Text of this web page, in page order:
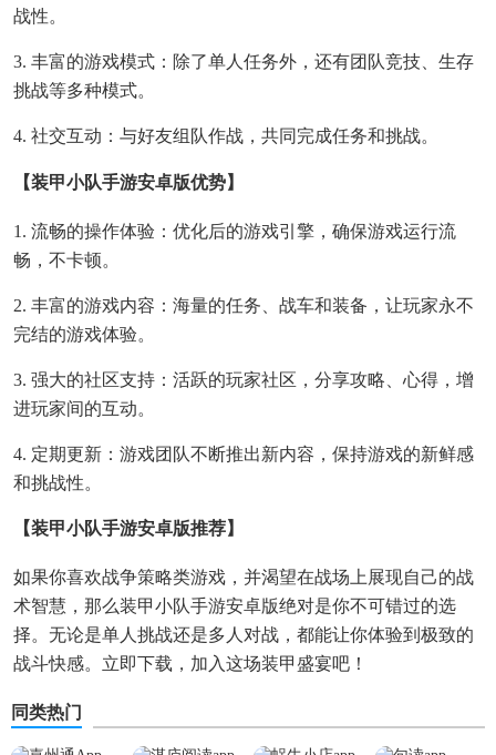
战性。
3. 丰富的游戏模式：除了单人任务外，还有团队竞技、生存
挑战等多种模式。
4. 社交互动：与好友组队作战，共同完成任务和挑战。
【装甲小队手游安卓版优势】
1. 流畅的操作体验：优化后的游戏引擎，确保游戏运行流
畅，不卡顿。
2. 丰富的游戏内容：海量的任务、战车和装备，让玩家永不
完结的游戏体验。
3. 强大的社区支持：活跃的玩家社区，分享攻略、心得，增
进玩家间的互动。
4. 定期更新：游戏团队不断推出新内容，保持游戏的新鲜感
和挑战性。
【装甲小队手游安卓版推荐】
如果你喜欢战争策略类游戏，并渴望在战场上展现自己的战
术智慧，那么装甲小队手游安卓版绝对是你不可错过的选
择。无论是单人挑战还是多人对战，都能让你体验到极致的
战斗快感。立即下载，加入这场装甲盛宴吧！
同类热门